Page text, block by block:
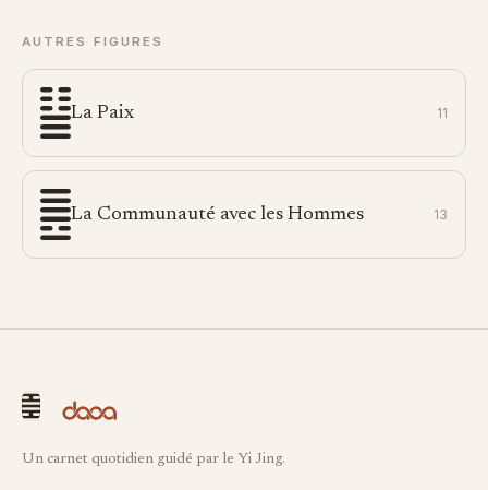
AUTRES FIGURES
La Paix 11
La Communauté avec les Hommes 13
Un carnet quotidien guidé par le Yi Jing.